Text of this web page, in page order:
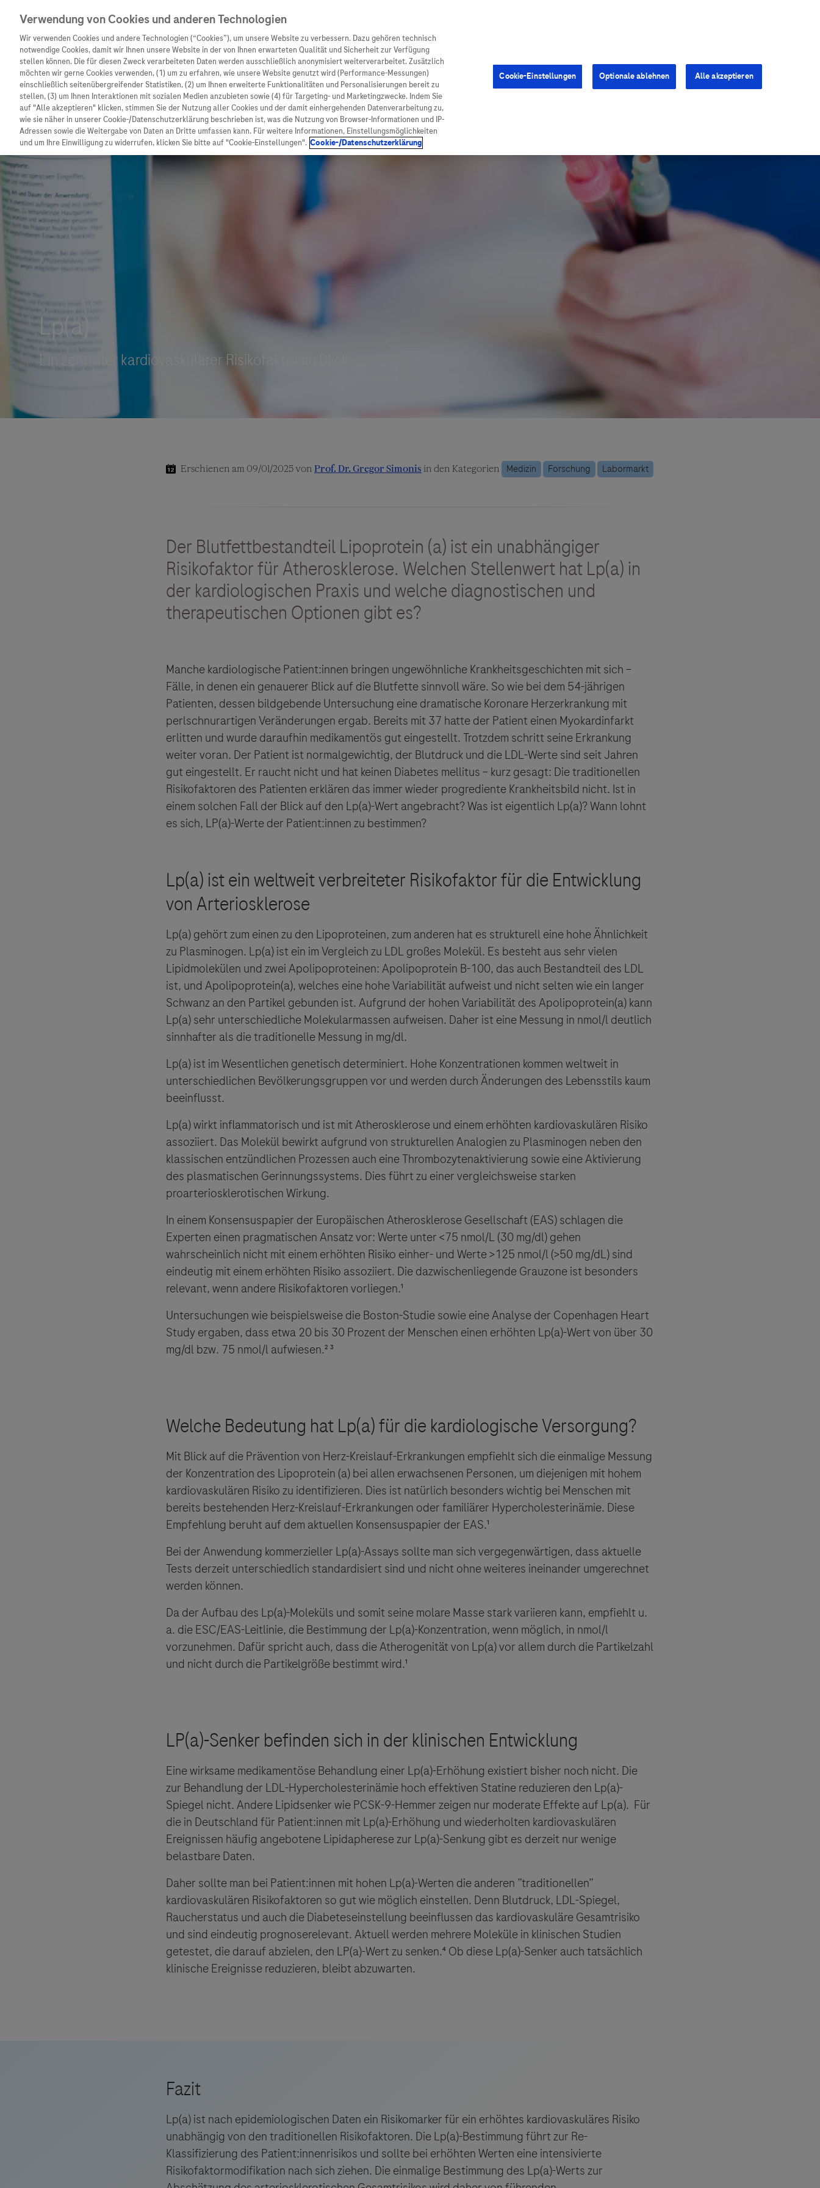
Unternehmen
Unternehmen
Wer wir sind
Was uns antreibt
Unsere Standorte
Roche Stories
Events
Podcast
Innovation
Innovation
Digitalisierung
Blog Zukunftslabor
Patienteninformationen
Patienteninformationen
Arzneimittel
Arzneimittel
Roche Fachportal
Diagnostik
Erschienen am 09/01/2025 von in den Kategorien
Der Blutfettbestandteil Lipoprotein (a) ist ein unabhängiger
Risikofaktor für Atherosklerose. Welchen Stellenwert hat Lp(a) in
der kardiologischen Praxis und welche diagnostischen und
therapeutischen Optionen gibt es?
Manche kardiologische Patient:innen bringen ungewöhnliche Krankheitsgeschichten mit sich –
Fälle, in denen ein genauerer Blick auf die Blutfette sinnvoll wäre. So wie bei dem 54-jährigen
Patienten, dessen bildgebende Untersuchung eine dramatische Koronare Herzerkrankung mit
perlschnurartigen Veränderungen ergab. Bereits mit 37 hatte der Patient einen Myokardinfarkt
erlitten und wurde daraufhin medikamentös gut eingestellt. Trotzdem schritt seine Erkrankung
weiter voran. Der Patient ist normalgewichtig, der Blutdruck und die LDL-Werte sind seit Jahren
gut eingestellt. Er raucht nicht und hat keinen Diabetes mellitus – kurz gesagt: Die traditionellen
Risikofaktoren des Patienten erklären das immer wieder progrediente Krankheitsbild nicht. Ist in
einem solchen Fall der Blick auf den Lp(a)-Wert angebracht? Was ist eigentlich Lp(a)? Wann lohnt
es sich, LP(a)-Werte der Patient:innen zu bestimmen?
Lp(a) gehört zum einen zu den Lipoproteinen, zum anderen hat es strukturell eine hohe Ähnlichkeit
zu Plasminogen. Lp(a) ist ein im Vergleich zu LDL großes Molekül. Es besteht aus sehr vielen
Lipidmolekülen und zwei Apolipoproteinen: Apolipoprotein B-100, das auch Bestandteil des LDL
ist, und Apolipoprotein(a), welches eine hohe Variabilität aufweist und nicht selten wie ein langer
Schwanz an den Partikel gebunden ist. Aufgrund der hohen Variabilität des Apolipoprotein(a) kann
Lp(a) sehr unterschiedliche Molekularmassen aufweisen. Daher ist eine Messung in nmol/l deutlich
sinnhafter als die traditionelle Messung in mg/dl.
Lp(a) ist im Wesentlichen genetisch determiniert. Hohe Konzentrationen kommen weltweit in
unterschiedlichen Bevölkerungsgruppen vor und werden durch Änderungen des Lebensstils kaum
beeinflusst.
Lp(a) wirkt inflammatorisch und ist mit Atherosklerose und einem erhöhten kardiovaskulären Risiko
assoziiert. Das Molekül bewirkt aufgrund von strukturellen Analogien zu Plasminogen neben den
klassischen entzündlichen Prozessen auch eine Thrombozytenaktivierung sowie eine Aktivierung
des plasmatischen Gerinnungssystems. Dies führt zu einer vergleichsweise starken
proarteriosklerotischen Wirkung.
In einem Konsensuspapier der Europäischen Atherosklerose Gesellschaft (EAS) schlagen die
Experten einen pragmatischen Ansatz vor: Werte unter <75 nmol/L (30 mg/dl) gehen
wahrscheinlich nicht mit einem erhöhten Risiko einher- und Werte >125 nmol/l (>50 mg/dL) sind
eindeutig mit einem erhöhten Risiko assoziiert. Die dazwischenliegende Grauzone ist besonders
relevant, wenn andere Risikofaktoren vorliegen.¹
Untersuchungen wie beispielsweise die Boston-Studie sowie eine Analyse der Copenhagen Heart
Study ergaben, dass etwa 20 bis 30 Prozent der Menschen einen erhöhten Lp(a)-Wert von über 30
mg/dl bzw. 75 nmol/l aufwiesen.² ³
Mit Blick auf die Prävention von Herz-Kreislauf-Erkrankungen empfiehlt sich die einmalige Messung
der Konzentration des Lipoprotein (a) bei allen erwachsenen Personen, um diejenigen mit hohem
kardiovaskulären Risiko zu identifizieren. Dies ist natürlich besonders wichtig bei Menschen mit
bereits bestehenden Herz-Kreislauf-Erkrankungen oder familiärer Hypercholesterinämie. Diese
Empfehlung beruht auf dem aktuellen Konsensuspapier der EAS.¹
Bei der Anwendung kommerzieller Lp(a)-Assays sollte man sich vergegenwärtigen, dass aktuelle
Tests derzeit unterschiedlich standardisiert sind und nicht ohne weiteres ineinander umgerechnet
werden können.
Da der Aufbau des Lp(a)-Moleküls und somit seine molare Masse stark variieren kann, empfiehlt u.
a. die ESC/EAS-Leitlinie, die Bestimmung der Lp(a)-Konzentration, wenn möglich, in nmol/l
vorzunehmen. Dafür spricht auch, dass die Atherogenität von Lp(a) vor allem durch die Partikelzahl
und nicht durch die Partikelgröße bestimmt wird.¹
Eine wirksame medikamentöse Behandlung einer Lp(a)-Erhöhung existiert bisher noch nicht. Die
zur Behandlung der LDL-Hypercholesterinämie hoch effektiven Statine reduzieren den Lp(a)-
Spiegel nicht. Andere Lipidsenker wie PCSK-9-Hemmer zeigen nur moderate Effekte auf Lp(a). Für
die in Deutschland für Patient:innen mit Lp(a)-Erhöhung und wiederholten kardiovaskulären
Ereignissen häufig angebotene Lipidapherese zur Lp(a)-Senkung gibt es derzeit nur wenige
belastbare Daten.
Daher sollte man bei Patient:innen mit hohen Lp(a)-Werten die anderen ”traditionellen”
kardiovaskulären Risikofaktoren so gut wie möglich einstellen. Denn Blutdruck, LDL-Spiegel,
Raucherstatus und auch die Diabeteseinstellung beeinflussen das kardiovaskuläre Gesamtrisiko
und sind eindeutig prognoserelevant. Aktuell werden mehrere Moleküle in klinischen Studien
getestet, die darauf abzielen, den LP(a)-Wert zu senken.⁴ Ob diese Lp(a)-Senker auch tatsächlich
klinische Ereignisse reduzieren, bleibt abzuwarten.
Lp(a) ist nach epidemiologischen Daten ein Risikomarker für ein erhöhtes kardiovaskuläres Risiko
unabhängig von den traditionellen Risikofaktoren. Die Lp(a)-Bestimmung führt zur Re-
Klassifizierung des Patient:innenrisikos und sollte bei erhöhten Werten eine intensivierte
Risikofaktormodifikation nach sich ziehen. Die einmalige Bestimmung des Lp(a)-Werts zur
Links zu Websites Dritter werden im Sinne des Servicegedankens angeboten.
Verwendung von Cookies und anderen Technologien
Wir verwenden Cookies und andere Technologien (“Cookies”), um unsere Website zu verbessern. Dazu gehören technisch
notwendige Cookies, damit wir Ihnen unsere Website in der von Ihnen erwarteten Qualität und Sicherheit zur Verfügung
stellen können. Die für diesen Zweck verarbeiteten Daten werden ausschließlich anonymisiert weiterverarbeitet. Zusätzlich
möchten wir gerne Cookies verwenden, (1) um zu erfahren, wie unsere Website genutzt wird (Performance-Messungen)
einschließlich seitenübergreifender Statistiken, (2) um Ihnen erweiterte Funktionalitäten und Personalisierungen bereit zu
stellen, (3) um Ihnen Interaktionen mit sozialen Medien anzubieten sowie (4) für Targeting- und Marketingzwecke. Indem Sie
auf "Alle akzeptieren" klicken, stimmen Sie der Nutzung aller Cookies und der damit einhergehenden Datenverarbeitung zu,
wie sie näher in unserer Cookie-/Datenschutzerklärung beschrieben ist, was die Nutzung von Browser-Informationen und IP-
Adressen sowie die Weitergabe von Daten an Dritte umfassen kann. Für weitere Informationen, Einstellungsmöglichkeiten
und um Ihre Einwilligung zu widerrufen, klicken Sie bitte auf "Cookie-Einstellungen". Cookie-/Datenschutzerklärung
Cookie-Einstellungen Optionale ablehnen Alle akzeptieren